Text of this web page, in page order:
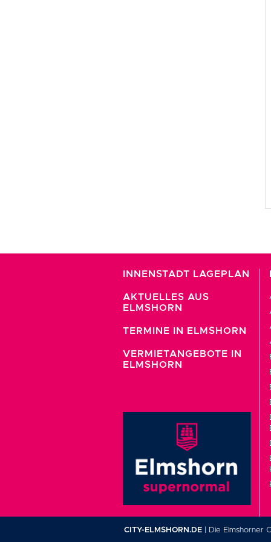
INNENSTADT LAGEPLAN
AKTUELLES AUS
ELMSHORN
TERMINE IN ELMSHORN
VERMIETANGEBOTE IN
ELMSHORN
CITY-ELMSHORN.DE | Die Elmshorner